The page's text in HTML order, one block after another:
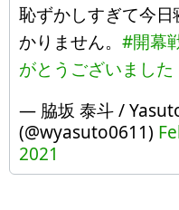
恥ずかしすぎて今日
かりません。 #開幕
がとうございました
— 脇坂 泰斗 /
(@wyasuto0611)
2021